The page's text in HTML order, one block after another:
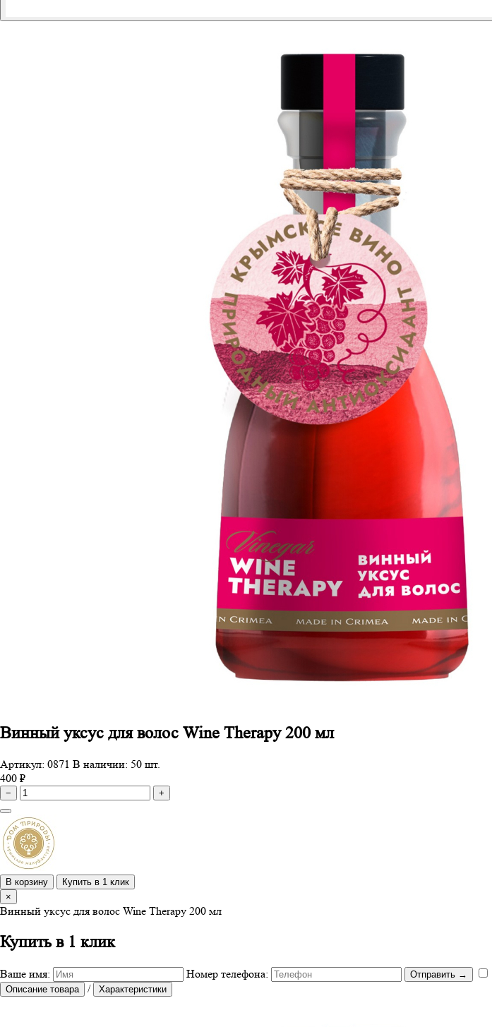
Винный уксус для волос Wine Therapy 200 мл
Артикул: 0871 В наличии: 50 шт.
400 ₽
− +
В корзину
Купить в 1 клик
×
Винный уксус для волос Wine Therapy 200 мл
Купить в 1 клик
Ваше имя: Номер телефона: Отправить →
Описание товара / Характеристики